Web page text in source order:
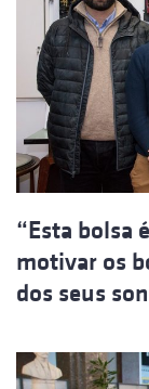
“Esta bolsa
motivar os
dos seus